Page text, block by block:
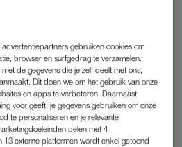
van zijn toelage, meldt
jaarlijkse Koningsdagonderzoek
het Opiniepanel.
ALEXANDER
63 procent van de deelnemers
in de koning. Vorig jaar was dat nog
koningin Máxima daalt: van 78
advertentiepartners gebruiken cookies om
browser en surfgedrag te verzamelen.
de gegevens die je zelf deelt met ons,
Dit doen we om het gebruik van onze
en apps te verbeteren. Daarnaast
voor geeft, je gegevens gebruiken om onze
te personaliseren en je relevante
delen met 4
13 externe platformen wordt enkel getoond